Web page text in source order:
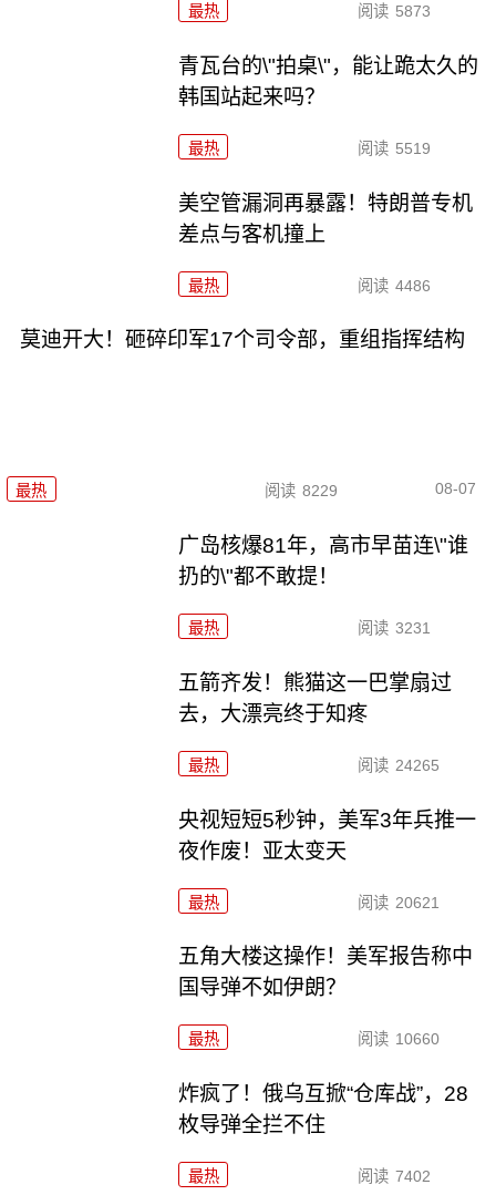
最热 阅读 5873
青瓦台的\"拍桌\"，能让跪太久的
韩国站起来吗？
最热 阅读 5519
美空管漏洞再暴露！特朗普专机
差点与客机撞上
最热 阅读 4486
莫迪开大！砸碎印军17个司令部，重组指挥结构
最热 阅读 8229 08-07
广岛核爆81年，高市早苗连\"谁
扔的\"都不敢提！
最热 阅读 3231
五箭齐发！熊猫这一巴掌扇过
去，大漂亮终于知疼
最热 阅读 24265
央视短短5秒钟，美军3年兵推一
夜作废！亚太变天
最热 阅读 20621
五角大楼这操作！美军报告称中
国导弹不如伊朗？
最热 阅读 10660
炸疯了！俄乌互掀“仓库战”，28
枚导弹全拦不住
最热 阅读 7402